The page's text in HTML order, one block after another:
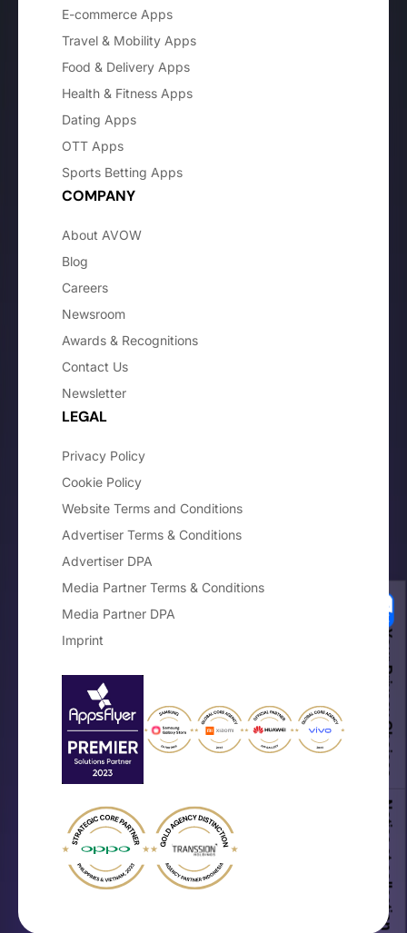
E-commerce Apps
Travel & Mobility Apps
Food & Delivery Apps
Health & Fitness Apps
Dating Apps
OTT Apps
Sports Betting Apps
COMPANY
About AVOW
Blog
Careers
Newsroom
Awards & Recognitions
Contact Us
Newsletter
LEGAL
Privacy Policy
Cookie Policy
Website Terms and Conditions
Advertiser Terms & Conditions
Advertiser DPA
Media Partner Terms & Conditions
Media Partner DPA
Imprint
Your Privacy Choices
Notice at collection